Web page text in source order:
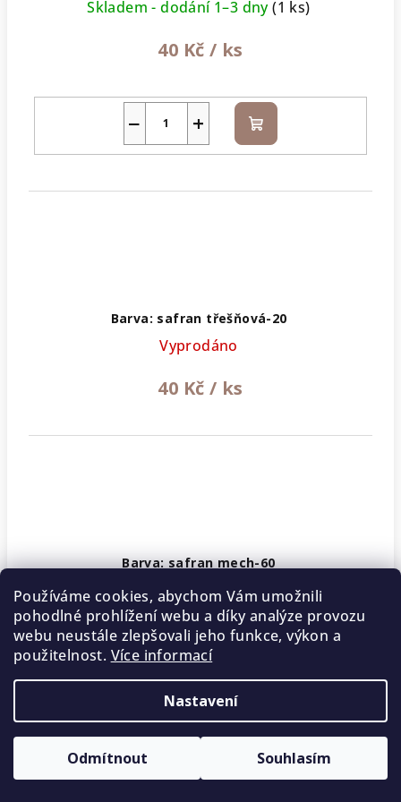
Používáme cookies, abychom Vám umožnili
pohodlné prohlížení webu a díky analýze provozu
webu neustále zlepšovali jeho funkce, výkon a
použitelnost. Více informací
Nastavení
Odmítnout Souhlasím
Skladem - dodání 1–3 dny(1 ks)
40 Kč / ks
+
− Do
košíku
Barva: safran třešňová-20
Vyprodáno
40 Kč / ks
Barva: safran mech-60
Vyprodáno
40 Kč/ ks
5 % SLEVA na první nákup